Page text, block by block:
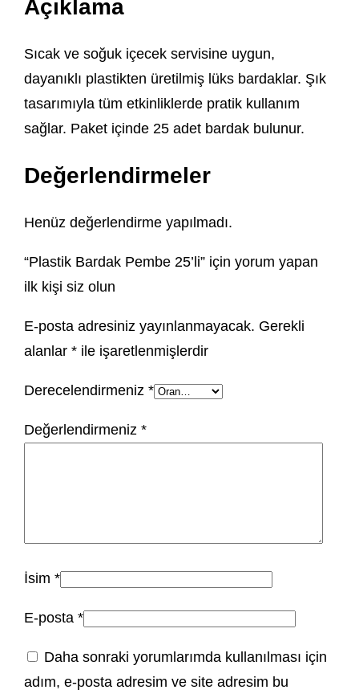
Açıklama
Sıcak ve soğuk içecek servisine uygun,
dayanıklı plastikten üretilmiş lüks bardaklar. Şık
tasarımıyla tüm etkinliklerde pratik kullanım
sağlar. Paket içinde 25 adet bardak bulunur.
Değerlendirmeler
Henüz değerlendirme yapılmadı.
“Plastik Bardak Pembe 25’li” için yorum yapan
ilk kişi siz olun
E-posta adresiniz yayınlanmayacak. Gerekli
alanlar* ile işaretlenmişlerdir
Derecelendirmeniz*
Değerlendirmeniz*
İsim*
E-posta*
Daha sonraki yorumlarımda kullanılması için
adım, e-posta adresim ve site adresim bu